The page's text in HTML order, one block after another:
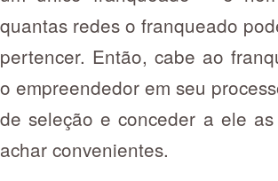
quantas redes o franqueado
pertencer. Então, cabe ao
o empreendedor em seu
de seleção e conceder a ele
achar convenientes.